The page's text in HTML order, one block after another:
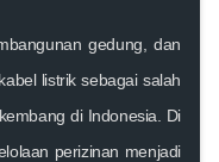
gedung, dan
listrik sebagai salah
di Indonesia. Di
perizinan menjadi